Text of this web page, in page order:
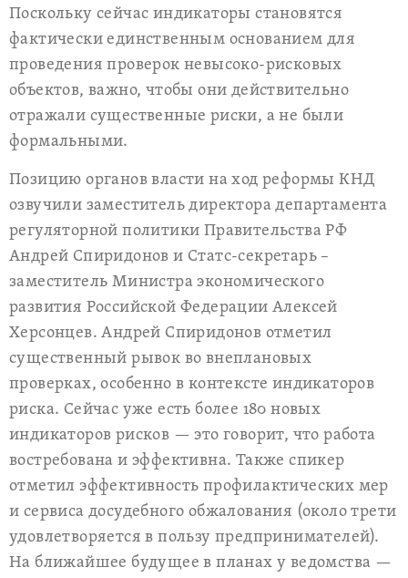
Поскольку сейчас индикаторы становятся
фактически единственным основанием для
проведения проверок невысоко-рисковых
объектов, важно, чтобы они действительно
отражали существенные риски, а не были
формальными.
Позицию органов власти на ход реформы КНД
озвучили заместитель директора департамента
регуляторной политики Правительства РФ
Андрей Спиридонов и Статс-секретарь –
заместитель Министра экономического
развития Российской Федерации Алексей
Херсонцев. Андрей Спиридонов отметил
существенный рывок во внеплановых
проверках, особенно в контексте индикаторов
риска. Сейчас уже есть более 180 новых
индикаторов рисков — это говорит, что работа
востребована и эффективна. Также спикер
отметил эффективность профилактических мер
и сервиса досудебного обжалования (около трети
удовлетворяется в пользу предпринимателей).
На ближайшее будущее в планах у ведомства —